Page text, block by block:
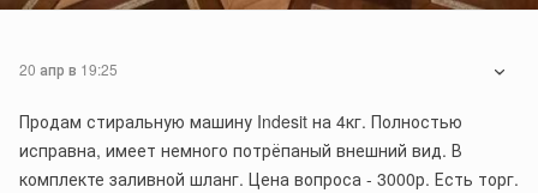
20 апр в 19:25
Продам стиральную машину Indesit на 4кг. Полностью
исправна, имеет немного потрёпаный внешний вид. В
комплекте заливной шланг. Цена вопроса - 3000р. Есть торг.